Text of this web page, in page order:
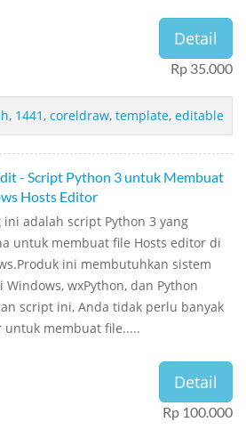
Detail
Rp 35.000
, 1441 , coreldraw, template, editable
- Script Python 3 untuk Membuat
Hosts Editor
ini adalah script Python 3 yang
untuk membuat file Hosts editor di
ini membutuhkan sistem
Windows, wxPython, dan Python
script ini, Anda tidak perlu banyak
untuk membuat file.....
Detail
Rp 100.000